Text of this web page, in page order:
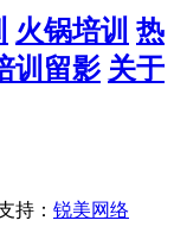
火锅培训 热
训留影 关于
持： 锐美网络